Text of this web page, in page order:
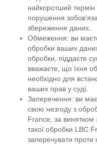
найкоротший термін
порушення
збереження даних.
Обмеження: ви
обробки ваших
обробки, піддаєте
вважаєте, що їхня
необхідно для
ваших прав у суді.
Заперечення: ви
свою незгоду з
France, за винятком
такої обробки LBC
заперечувати